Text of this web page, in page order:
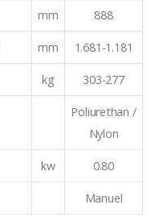
mm 888
mm 1.681-1.181
kg 303-277
Poliurethan /
Nylon
kw 0.80
Manuel